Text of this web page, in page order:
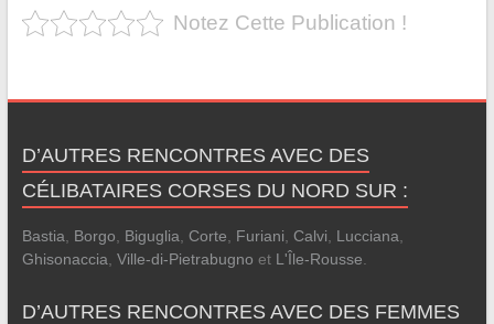
Notez Cette Publication !
D’AUTRES RENCONTRES AVEC DES
CÉLIBATAIRES CORSES DU NORD SUR :
Bastia Borgo Biguglia Corte Furiani Calvi Lucciana
Ghisonaccia Ville-di-Pietrabugno et L'Île-Rousse
D’AUTRES RENCONTRES AVEC DES FEMMES